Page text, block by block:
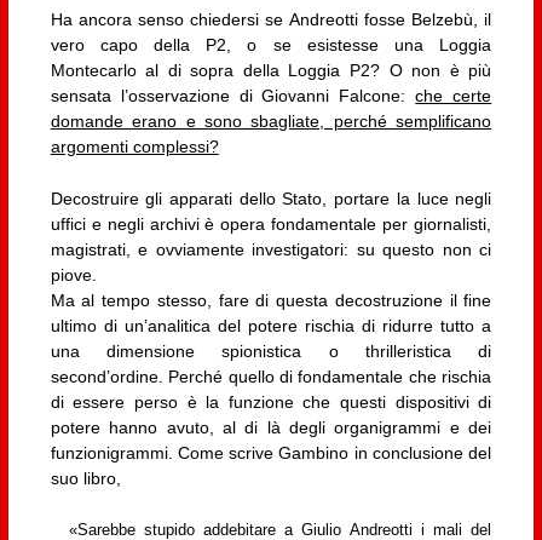
Ha ancora senso chiedersi se Andreotti fosse Belzebù, il
vero capo della P2, o se esistesse una Loggia
Montecarlo al di sopra della Loggia P2? O non è più
sensata l’osservazione di Giovanni Falcone:che certe
domande erano e sono sbagliate, perché semplificano
argomenti complessi?
Decostruire gli apparati dello Stato, portare la luce negli
uffici e negli archivi è opera fondamentale per giornalisti,
magistrati, e ovviamente investigatori: su questo non ci
piove.
Ma al tempo stesso, fare di questa decostruzione il fine
ultimo di un’analitica del potere rischia di ridurre tutto a
una dimensione spionistica o thrilleristica di
second’ordine. Perché quello di fondamentale che rischia
di essere perso è la funzione che questi dispositivi di
potere hanno avuto, al di là degli organigrammi e dei
funzionigrammi. Come scrive Gambino in conclusione del
suo libro,
«Sarebbe stupido addebitare a Giulio Andreotti i mali del